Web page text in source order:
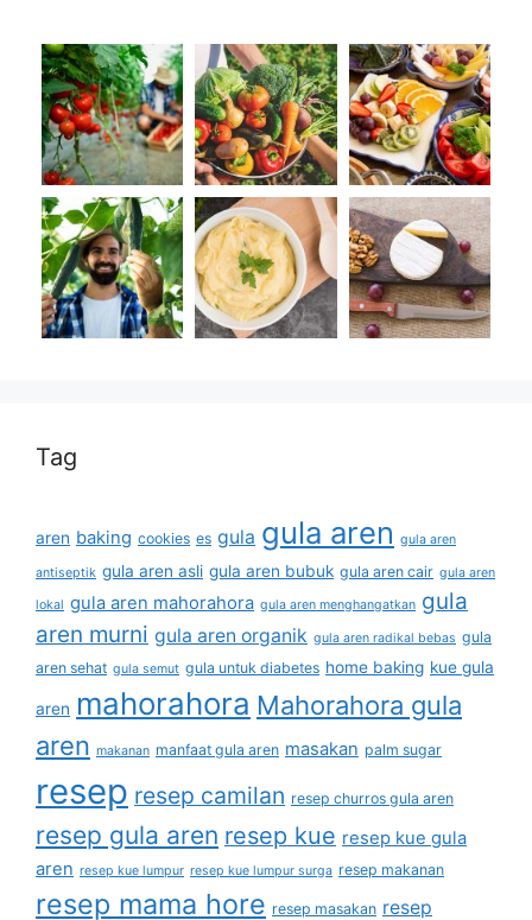
Tag
aren baking cookies es gula gula aren gula aren
antiseptik gula aren asli gula aren bubuk gula aren cair gula aren
lokal gula aren mahorahora gula aren menghangatkan gula
aren murni gula aren organik gula aren radikal bebas gula
aren sehat gula semut gula untuk diabetes home baking kue gula
aren mahorahora Mahorahora gula
aren makanan manfaat gula aren masakan palm sugar
resep resep camilan resep churros gula aren
resep gula aren resep kue resep kue gula
aren resep kue lumpur resep kue lumpur surga resep makanan
resep mama hore resep masakan resep